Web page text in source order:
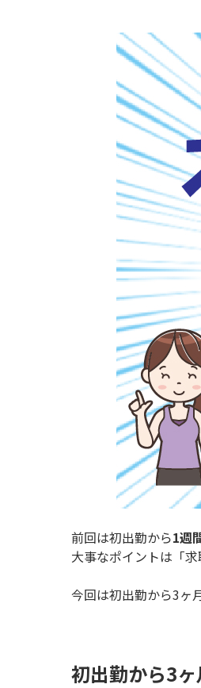
前回は初出勤から1週
大事なポイントは「
今回は初出勤から3ヶ
初出勤から3ヶ